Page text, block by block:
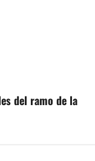
del ramo de la